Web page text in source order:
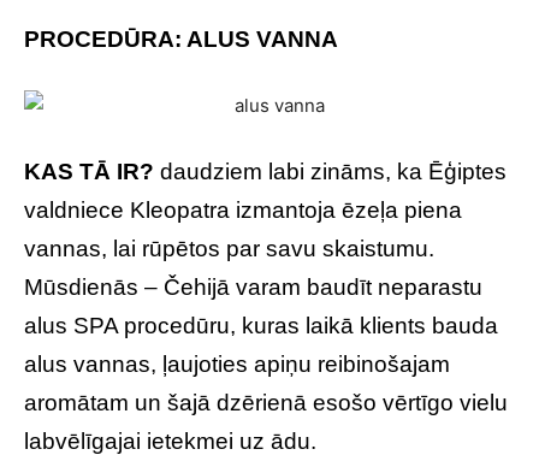
PROCEDŪRA: ALUS VANNA
KAS TĀ IR? daudziem labi zināms, ka Ēģiptes
valdniece Kleopatra izmantoja ēzeļa piena
vannas, lai rūpētos par savu skaistumu.
Mūsdienās – Čehijā varam baudīt neparastu
alus SPA procedūru, kuras laikā klients bauda
alus vannas, ļaujoties apiņu reibinošajam
aromātam un šajā dzērienā esošo vērtīgo vielu
labvēlīgajai ietekmei uz ādu.